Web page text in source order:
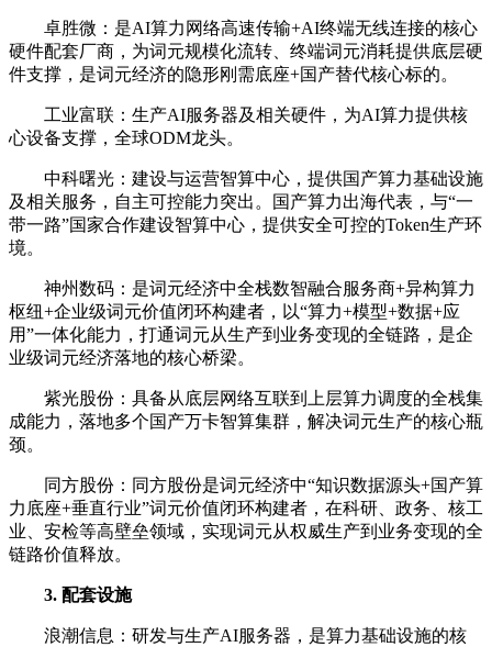
卓胜微：是AI算力网络高速传输+AI终端无线连接的核心
硬件配套厂商，为词元规模化流转、终端词元消耗提供底层硬
件支撑，是词元经济的隐形刚需底座+国产替代核心标的。
工业富联：生产AI服务器及相关硬件，为AI算力提供核
心设备支撑，全球ODM龙头。
中科曙光：建设与运营智算中心，提供国产算力基础设施
及相关服务，自主可控能力突出。国产算力出海代表，与“一
带一路”国家合作建设智算中心，提供安全可控的Token生产环
境。
神州数码：是词元经济中全栈数智融合服务商+异构算力
枢纽+企业级词元价值闭环构建者，以“算力+模型+数据+应
用”一体化能力，打通词元从生产到业务变现的全链路，是企
业级词元经济落地的核心桥梁。
紫光股份：具备从底层网络互联到上层算力调度的全栈集
成能力，落地多个国产万卡智算集群，解决词元生产的核心瓶
颈。
同方股份：同方股份是词元经济中“知识数据源头+国产算
力底座+垂直行业”词元价值闭环构建者，在科研、政务、核工
业、安检等高壁垒领域，实现词元从权威生产到业务变现的全
链路价值释放。
3. 配套设施
浪潮信息：研发与生产AI服务器，是算力基础设施的核